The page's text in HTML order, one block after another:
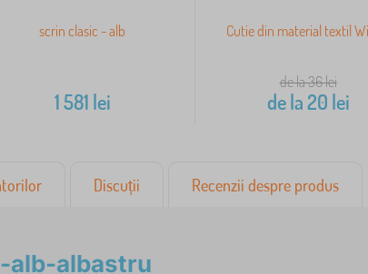
scrin clasic - alb
1 581 lei
Cutie din material textil
de la 36lei
de la20 lei
Discuții Recenzii despre produs
alb-albastru